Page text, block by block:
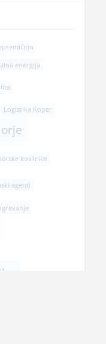
energija
Logistika Koper
kosilnice
agenti